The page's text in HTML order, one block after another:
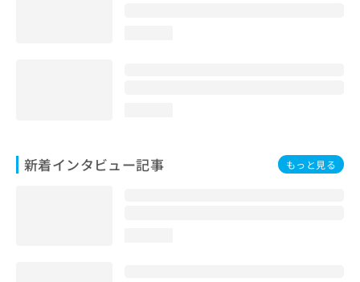
新着インタビュー記事 もっと見る